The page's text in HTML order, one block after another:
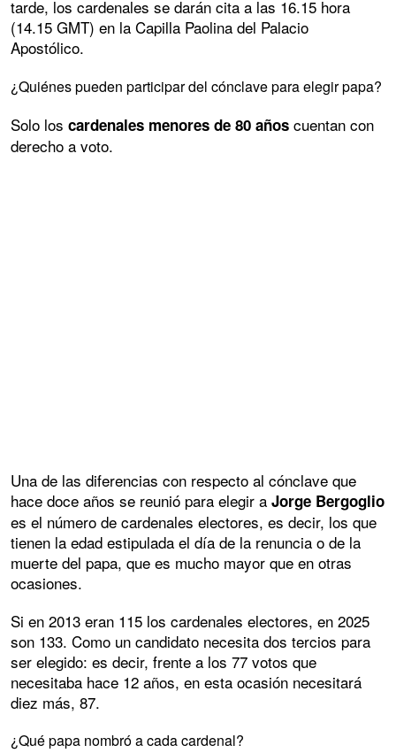
tarde, los cardenales se darán cita a las 16.15 hora
(14.15 GMT) en la Capilla Paolina del Palacio
Apostólico.
¿Quiénes pueden participar del cónclave para elegir papa?
Solo los cardenales menores de 80 años cuentan con
derecho a voto.
Una de las diferencias con respecto al cónclave que
hace doce años se reunió para elegir a Jorge Bergoglio
es el número de cardenales electores, es decir, los que
tienen la edad estipulada el día de la renuncia o de la
muerte del papa, que es mucho mayor que en otras
ocasiones.
Si en 2013 eran 115 los cardenales electores, en 2025
son 133. Como un candidato necesita dos tercios para
ser elegido: es decir, frente a los 77 votos que
necesitaba hace 12 años, en esta ocasión necesitará
diez más, 87.
¿Qué papa nombró a cada cardenal?